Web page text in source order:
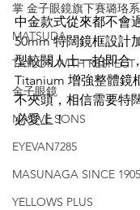
掌 金子眼鏡旗下賽璐珞
MATSUDA
TAYLOR WITH RESPECT
金子眼鏡
NATIVE SONS
EYEVAN7285
MASUNAGA SINCE
YELLOWS PLUS
中金款式從來都不會
50mm 特闊鏡框設計
型較闊人士一拍即合
Titanium 增強整體鏡
不夾頭，相信需要特
必愛上！